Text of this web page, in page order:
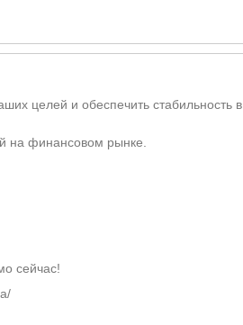
целей и обеспечить стабильность в
на финансовом рынке.
сейчас!